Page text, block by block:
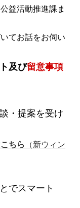
益活動推進課ま
てお話をお伺い
及び留意事項
・提案を受け
ちら
（新ウィン
でスマート